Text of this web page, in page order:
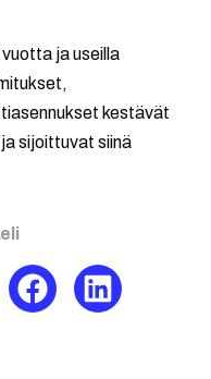
ja useilla
kestävät
sijoittuvat siinä